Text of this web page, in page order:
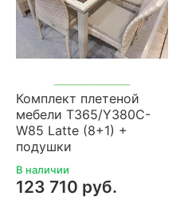
Комплект плетеной
мебели T365/Y380C-
W85 Latte (8+1) +
подушки
В наличии
123 710 руб.